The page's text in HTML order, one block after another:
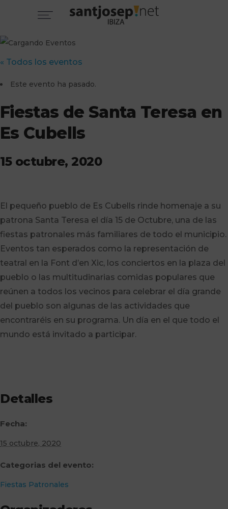
« Todos los eventos
Este evento ha pasado.
Fiestas de Santa Teresa en
Es Cubells
15 octubre, 2020
El pequeño pueblo de Es Cubells rinde homenaje a su
patrona Santa Teresa el día 15 de Octubre, una de las
fiestas patronales más familiares de todo el municipio.
Eventos tan esperados como la representación de
teatral en la Font d’en Xic, los conciertos en la plaza del
pueblo o las multitudinarias comidas populares que
reúnen a todos los vecinos para celebrar el día grande
del pueblo son algunas de las actividades que
encontraréis en su programa. Un día en el que todo el
mundo está invitado a participar.
Detalles
Fecha:
15 octubre, 2020
Categorias del evento:
Fiestas Patronales